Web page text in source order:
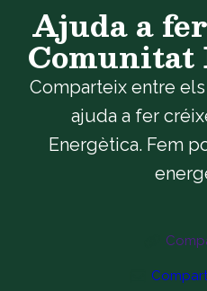
Ajuda a
Comunitat
Comparteix entre
ajuda a fer
Energètica. Fem